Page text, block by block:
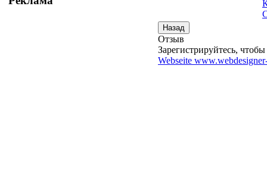
Отзыв
Зарегистрируйтесь, чтобы
Webseite